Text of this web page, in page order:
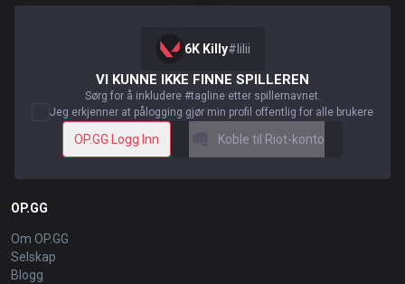
6K Killy# lilii
VI KUNNE IKKE FINNE SPILLEREN
Sørg for å inkludere #tagline etter spillernavnet.
Jeg erkjenner at pålogging gjør min profil offentlig for alle brukere
OP.GG Logg Inn Koble til Riot-konto
OP.GG
Om OP.GG
Selskap
Blogg